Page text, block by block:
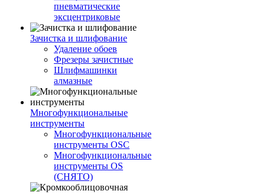
пневматические
эксцентриковые
Зачистка и шлифование
Удаление обоев
Фрезеры зачистные
Шлифмашинки
алмазные
Многофункциональные
инструменты
Многофункциональные
инструменты OSC
Многофункциональные
инструменты OS
(СНЯТО)